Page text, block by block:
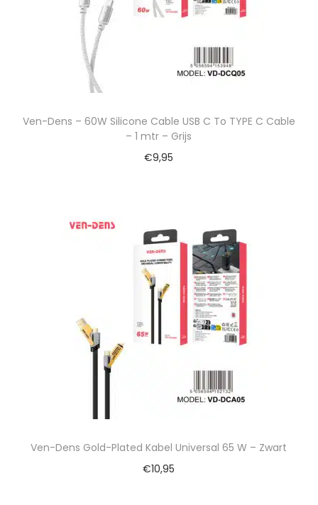
Ven-Dens – 60W Silicone Cable USB C To TYPE C Cable
– 1 mtr – Grijs
€9,95
Ven-Dens Gold-Plated Kabel Universal 65 W – Zwart
€10,95